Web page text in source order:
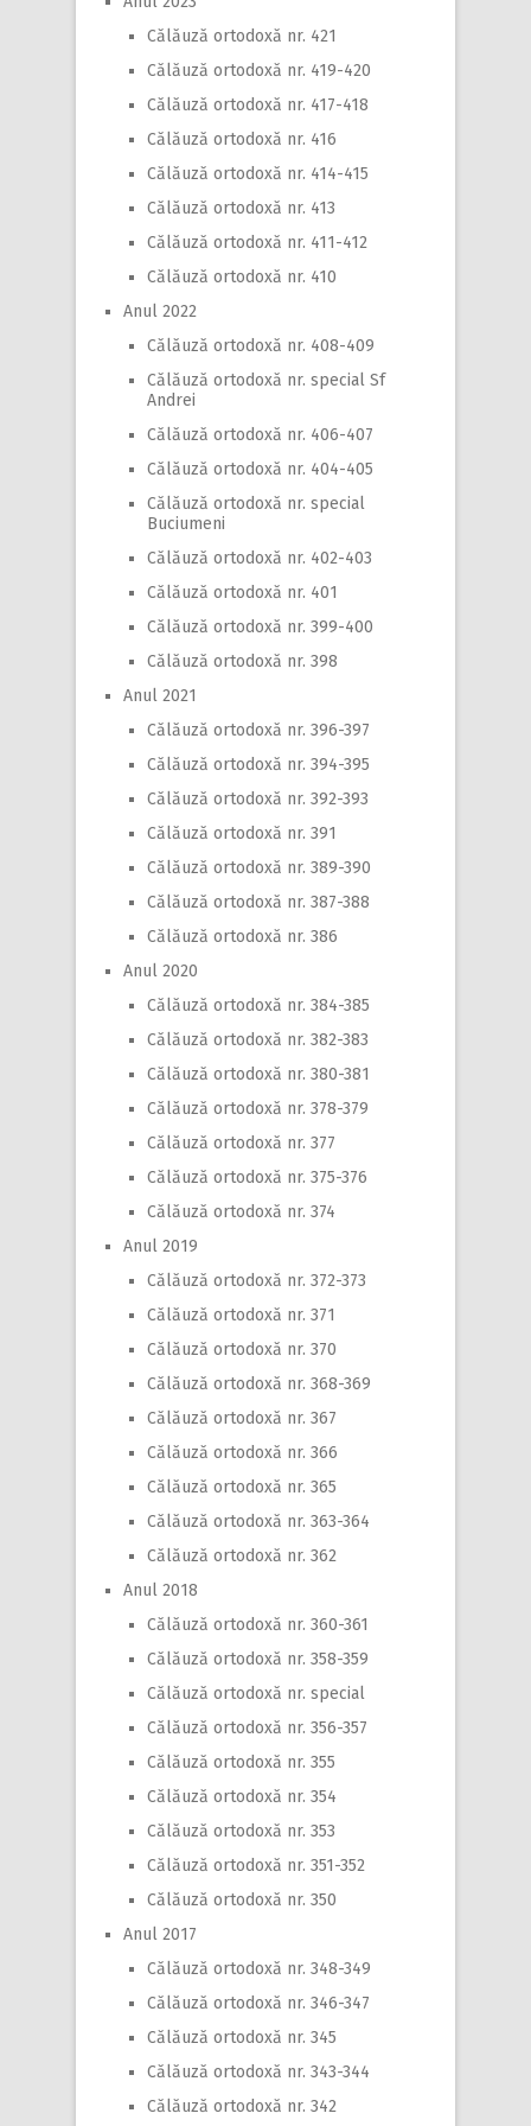
Călăuză ortodoxă nr. 421
Călăuză ortodoxă nr. 419-420
Călăuză ortodoxă nr. 417-418
Călăuză ortodoxă nr. 416
Călăuză ortodoxă nr. 414-415
Călăuză ortodoxă nr. 413
Călăuză ortodoxă nr. 411-412
Călăuză ortodoxă nr. 410
Anul 2022
Călăuză ortodoxă nr. 408-409
Călăuză ortodoxă nr. special Sf
Andrei
Călăuză ortodoxă nr. 406-407
Călăuză ortodoxă nr. 404-405
Călăuză ortodoxă nr. special
Buciumeni
Călăuză ortodoxă nr. 402-403
Călăuză ortodoxă nr. 401
Călăuză ortodoxă nr. 399-400
Călăuză ortodoxă nr. 398
Anul 2021
Călăuză ortodoxă nr. 396-397
Călăuză ortodoxă nr. 394-395
Călăuză ortodoxă nr. 392-393
Călăuză ortodoxă nr. 391
Călăuză ortodoxă nr. 389-390
Călăuză ortodoxă nr. 387-388
Călăuză ortodoxă nr. 386
Anul 2020
Călăuză ortodoxă nr. 384-385
Călăuză ortodoxă nr. 382-383
Călăuză ortodoxă nr. 380-381
Călăuză ortodoxă nr. 378-379
Călăuză ortodoxă nr. 377
Călăuză ortodoxă nr. 375-376
Călăuză ortodoxă nr. 374
Anul 2019
Călăuză ortodoxă nr. 372-373
Călăuză ortodoxă nr. 371
Călăuză ortodoxă nr. 370
Călăuză ortodoxă nr. 368-369
Călăuză ortodoxă nr. 367
Călăuză ortodoxă nr. 366
Călăuză ortodoxă nr. 365
Călăuză ortodoxă nr. 363-364
Călăuză ortodoxă nr. 362
Anul 2018
Călăuză ortodoxă nr. 360-361
Călăuză ortodoxă nr. 358-359
Călăuză ortodoxă nr. special
Călăuză ortodoxă nr. 356-357
Călăuză ortodoxă nr. 355
Călăuză ortodoxă nr. 354
Călăuză ortodoxă nr. 353
Călăuză ortodoxă nr. 351-352
Călăuză ortodoxă nr. 350
Anul 2017
Călăuză ortodoxă nr. 348-349
Călăuză ortodoxă nr. 346-347
Călăuză ortodoxă nr. 345
Călăuză ortodoxă nr. 343-344
Călăuză ortodoxă nr. 342